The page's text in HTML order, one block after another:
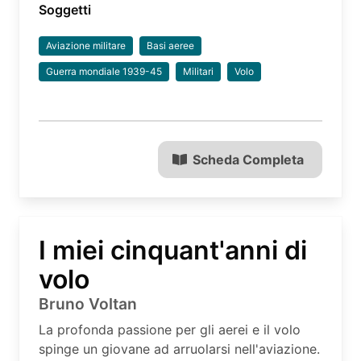
Soggetti
Aviazione militare Basi aeree
Guerra mondiale 1939-45 Militari Volo
Scheda Completa
I miei cinquant'anni di
volo
Bruno Voltan
La profonda passione per gli aerei e il volo
spinge un giovane ad arruolarsi nell'aviazione.